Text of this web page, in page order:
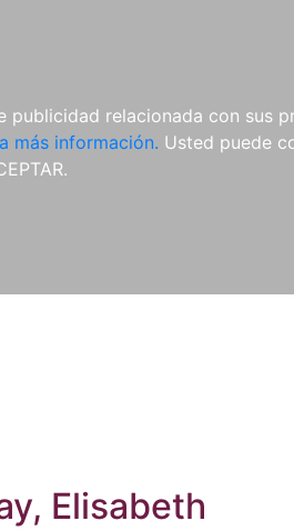
relacionada con sus
más información. Usted puede
CDS Y
DVDS
MATERIAL
COMPLEMENTARIO
Elisabeth